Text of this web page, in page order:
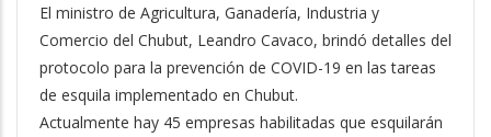
El ministro de Agricultura, Ganadería, Industria y
Comercio del Chubut, Leandro Cavaco, brindó detalles del
protocolo para la prevención de COVID-19 en las tareas
de esquila implementado en Chubut.
Actualmente hay 45 empresas habilitadas que esquilarán